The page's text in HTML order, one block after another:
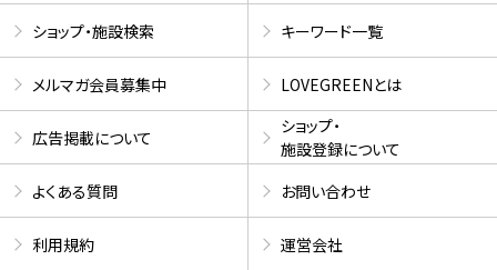
ショップ・施設検索 キーワード一覧
メルマガ会員募集中 LOVEGREENとは
広告掲載について
ショップ・
施設登録について
よくある質問
お問い合わせ
利用規約 運営会社